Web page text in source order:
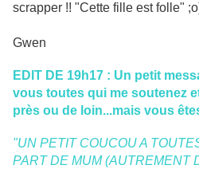
scrapper !! "Cette fille est folle"
Gwen
EDIT DE 19h17 : Un petit
vous toutes qui me soutenez
près ou de loin...mais vous
"UN PETIT COUCOU A
PART DE MUM (AUTREMENT